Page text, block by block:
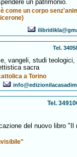
un patrimonio.
come un corpo
Tel.
vangeli, studi teologici,
sacra
a Torino
Tel.
del nuovo libro "Il